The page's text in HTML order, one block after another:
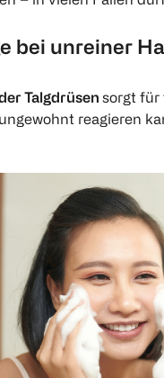
bei unreiner
Talgdrüsen sorgt für
reagieren